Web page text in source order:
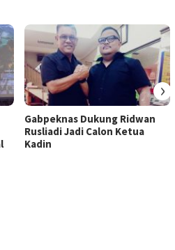
Gabpeknas Dukung Ridwan
Rusliadi Jadi Calon Ketua
Kadin
›